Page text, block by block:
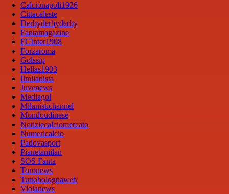
Calcionapoli1926
Cittaceleste
Derbyderbyderby
Fantamagazine
FCInter1908
Forzaroma
Golssip
Hellas1903
Ilmilanista
Juvenews
Mediagol
Milanistichannel
Mondoudinese
Notiziecalciomercato
Numericalcio
Padovasport
Pianetamilan
SOS Fanta
Toronews
Tuttobolognaweb
Violanews